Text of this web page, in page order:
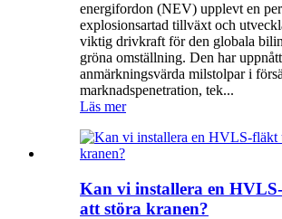
energifordon (NEV) upplevt en
explosionsartad tillväxt och
viktig drivkraft för den globala
gröna omställning. Den har uppnått
anmärkningsvärda milstolpar i
marknadspenetration, tek...
Läs mer
Kan vi installera en
att störa kranen?